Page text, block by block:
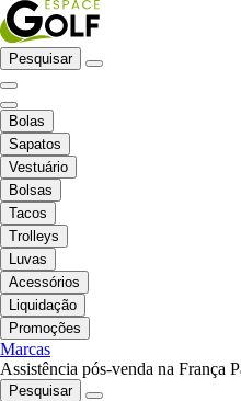
Pesquisar
Bolas
Sapatos
Vestuário
Bolsas
Tacos
Trolleys
Luvas
Acessórios
Liquidação
Promoções
Marcas
Assistência pós-venda na França
Pesquisar